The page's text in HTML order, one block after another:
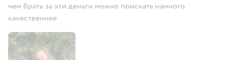
чем брать за эти деньги можно поискать намного
качественнее